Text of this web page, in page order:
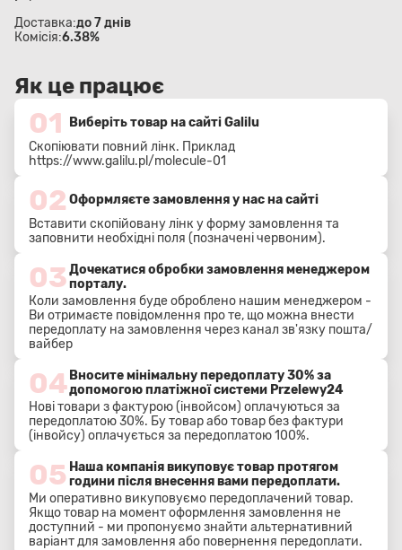
Доставка:до 7 днів
Комісія:6.38%
Як це працює
01
Виберіть товар на сайті Galilu
Скопіювати повний лінк. Приклад
https://www.galilu.pl/molecule-01
02 Оформляєте замовлення у нас на сайті
Вставити скопійовану лінк у форму замовлення та
заповнити необхідні поля (позначені червоним).
03Дочекатися обробки замовлення менеджером
порталу.
Коли замовлення буде оброблено нашим менеджером -
Ви отримаєте повідомлення про те, що можна внести
передоплату на замовлення через канал зв'язку пошта/
вайбер
04 Вносите мінімальну передоплату 30% за
допомогою платіжної системи Przelewy24
Нові товари з фактурою (інвойсом) оплачуються за
передоплатою 30%. Бу товар або товар без фактури
(інвойсу) оплачується за передоплатою 100%.
05 Наша компанія викуповує товар протягом
години після внесення вами передоплати.
Ми оперативно викуповуємо передоплачений товар.
Якщо товар на момент оформлення замовлення не
доступний - ми пропонуємо знайти альтернативний
варіант для замовлення або повернення передоплати.